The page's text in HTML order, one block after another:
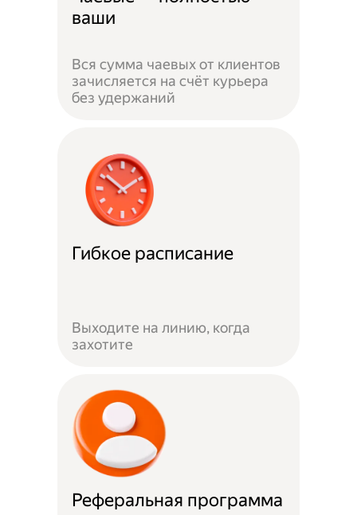
ваши
Вся сумма чаевых от клиентов
зачисляется на счёт курьера
без удержаний
Гибкое расписание
Выходите на линию, когда
захотите
Реферальная программа